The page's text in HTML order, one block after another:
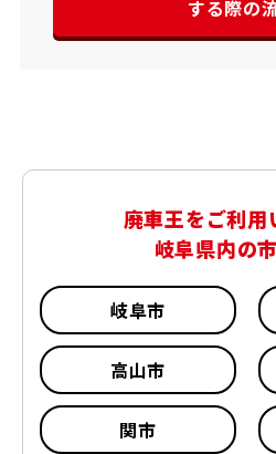
する際の
廃車王をご利用
岐阜県内の
岐阜市
高山市
関市